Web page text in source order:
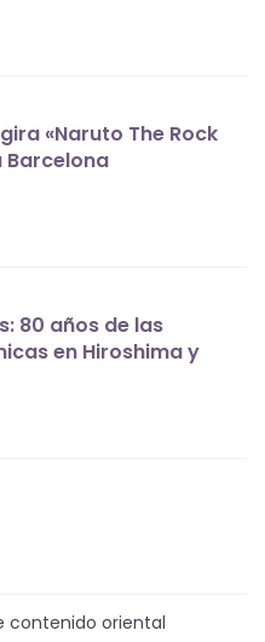
«Naruto The Rock
Barcelona
80 años de las
en Hiroshima y
contenido oriental